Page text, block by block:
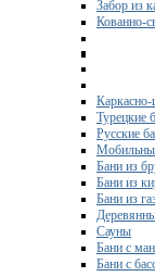
Забор из
Кованно-
Турецкие
Русские
Бани из
Бани из
Бани из
Сауны
Бани с
Бани с